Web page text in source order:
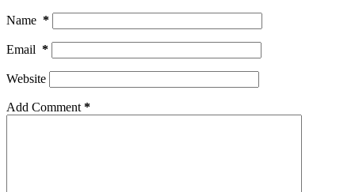
Name *
Email *
Website
Add Comment *